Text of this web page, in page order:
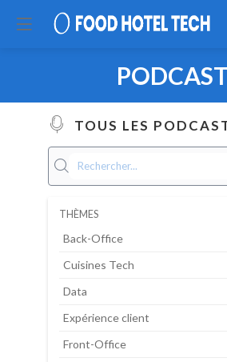
TOUS LES
THÈMES
Back-Office
Cuisines Tech
Data
Expérience client
Front-Office